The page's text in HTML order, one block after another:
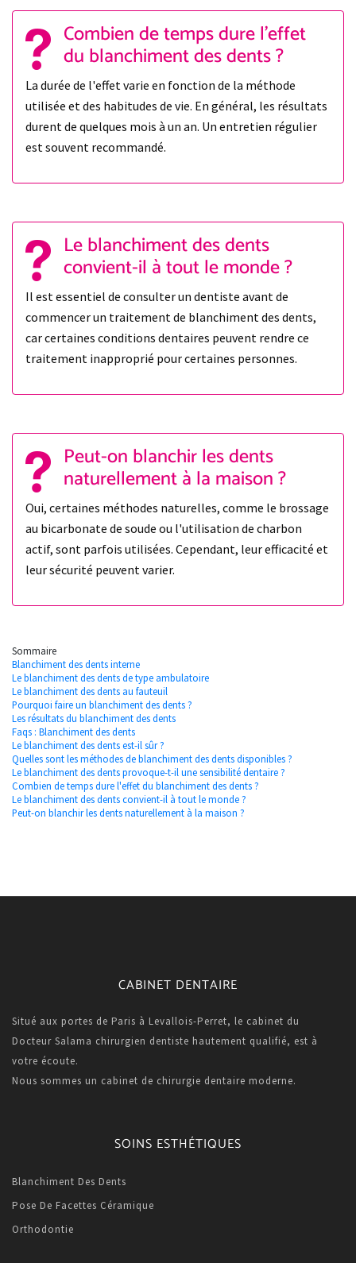
Combien de temps dure l'effet
du blanchiment des dents ?
La durée de l'effet varie en fonction de la méthode
utilisée et des habitudes de vie. En général, les résultats
durent de quelques mois à un an. Un entretien régulier
est souvent recommandé.
Le blanchiment des dents
convient-il à tout le monde ?
Il est essentiel de consulter un dentiste avant de
commencer un traitement de blanchiment des dents,
car certaines conditions dentaires peuvent rendre ce
traitement inapproprié pour certaines personnes.
Peut-on blanchir les dents
naturellement à la maison ?
Oui, certaines méthodes naturelles, comme le brossage
au bicarbonate de soude ou l'utilisation de charbon
actif, sont parfois utilisées. Cependant, leur efficacité et
leur sécurité peuvent varier.
Sommaire
Blanchiment des dents interne
Le blanchiment des dents de type ambulatoire
Le blanchiment des dents au fauteuil
Pourquoi faire un blanchiment des dents ?
Les résultats du blanchiment des dents
Faqs : Blanchiment des dents
Le blanchiment des dents est-il sûr ?
Quelles sont les méthodes de blanchiment des dents disponibles ?
Le blanchiment des dents provoque-t-il une sensibilité dentaire ?
Combien de temps dure l'effet du blanchiment des dents ?
Le blanchiment des dents convient-il à tout le monde ?
Peut-on blanchir les dents naturellement à la maison ?
CABINET DENTAIRE
Situé aux portes de Paris à Levallois-Perret, le cabinet du
Docteur Salama chirurgien dentiste hautement qualifié, est à
votre écoute.
Nous sommes un cabinet de chirurgie dentaire moderne.
SOINS ESTHÉTIQUES
Blanchiment Des Dents
Pose De Facettes Céramique
Orthodontie